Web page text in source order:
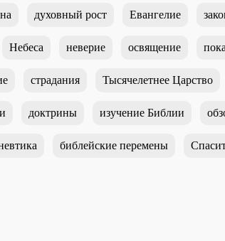
духовный рост Евангелие
Небеса неверие освящение
страдания Тысячелетнее Царство
доктрины изучение Библии
библейские перемены